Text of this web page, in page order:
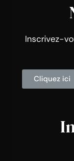
Inscrivez-
Cliquez ici